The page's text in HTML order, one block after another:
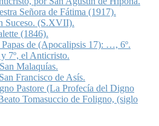
Señora de Fátima (1917).
Suceso. (S.XVII).
(1846).
Papas de (Apocalipsis 17): …, 6º.
7º, el Anticristo.
Malaquías.
Francisco de Asís.
Pastore (La Profecía del Digno
Tomasuccio de Foligno, (siglo